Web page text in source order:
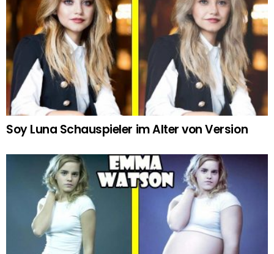
Soy Luna Schauspieler im Alter von Version